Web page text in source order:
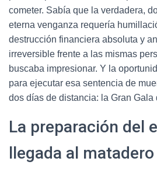
cometer. Sabía que la verdadera,
eterna venganza requería
destrucción financiera absoluta y
irreversible frente a las mismas
buscaba impresionar. Y la
para ejecutar esa sentencia de
dos días de distancia: la Gran Gala
La preparación del
llegada al